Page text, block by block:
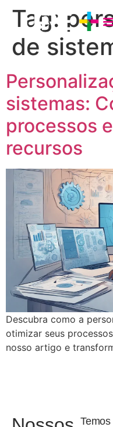
Tag:
de
sistemas:
processos
recursos
Descubra como a
otimizar seus
nosso artigo e